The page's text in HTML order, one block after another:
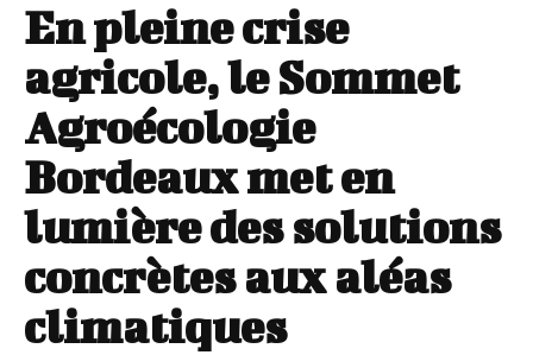
En pleine crise
agricole, le Sommet
Agroécologie
Bordeaux met en
lumière des solutions
concrètes aux aléas
climatiques